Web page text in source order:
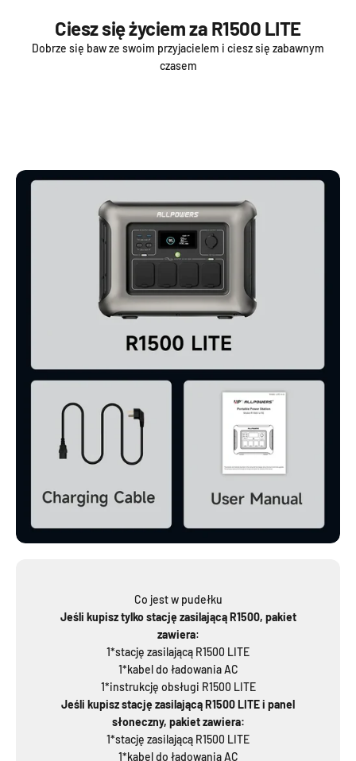
Ciesz się życiem za R1500 LITE
Dobrze się baw ze swoim przyjacielem i ciesz się zabawnym
czasem
Co jest w pudełku
Jeśli kupisz tylko stację zasilającą R1500, pakiet
zawiera:
1*stację zasilającą R1500 LITE
1*kabel do ładowania AC
1*instrukcję obsługi R1500 LITE
Jeśli kupisz stację zasilającą R1500 LITE i panel
słoneczny, pakiet zawiera:
1*stację zasilającą R1500 LITE
1*kabel do ładowania AC